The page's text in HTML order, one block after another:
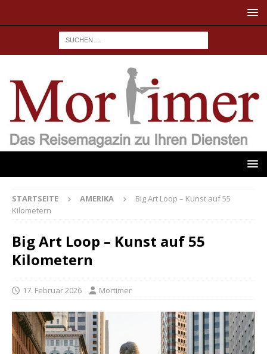
STARTSEITE AMERIKA
Big Art Loop – Kunst auf 55
Kilometern
Big Art Loop – Kunst auf 55
Kilometern
17. Februar 2026 Mortimer